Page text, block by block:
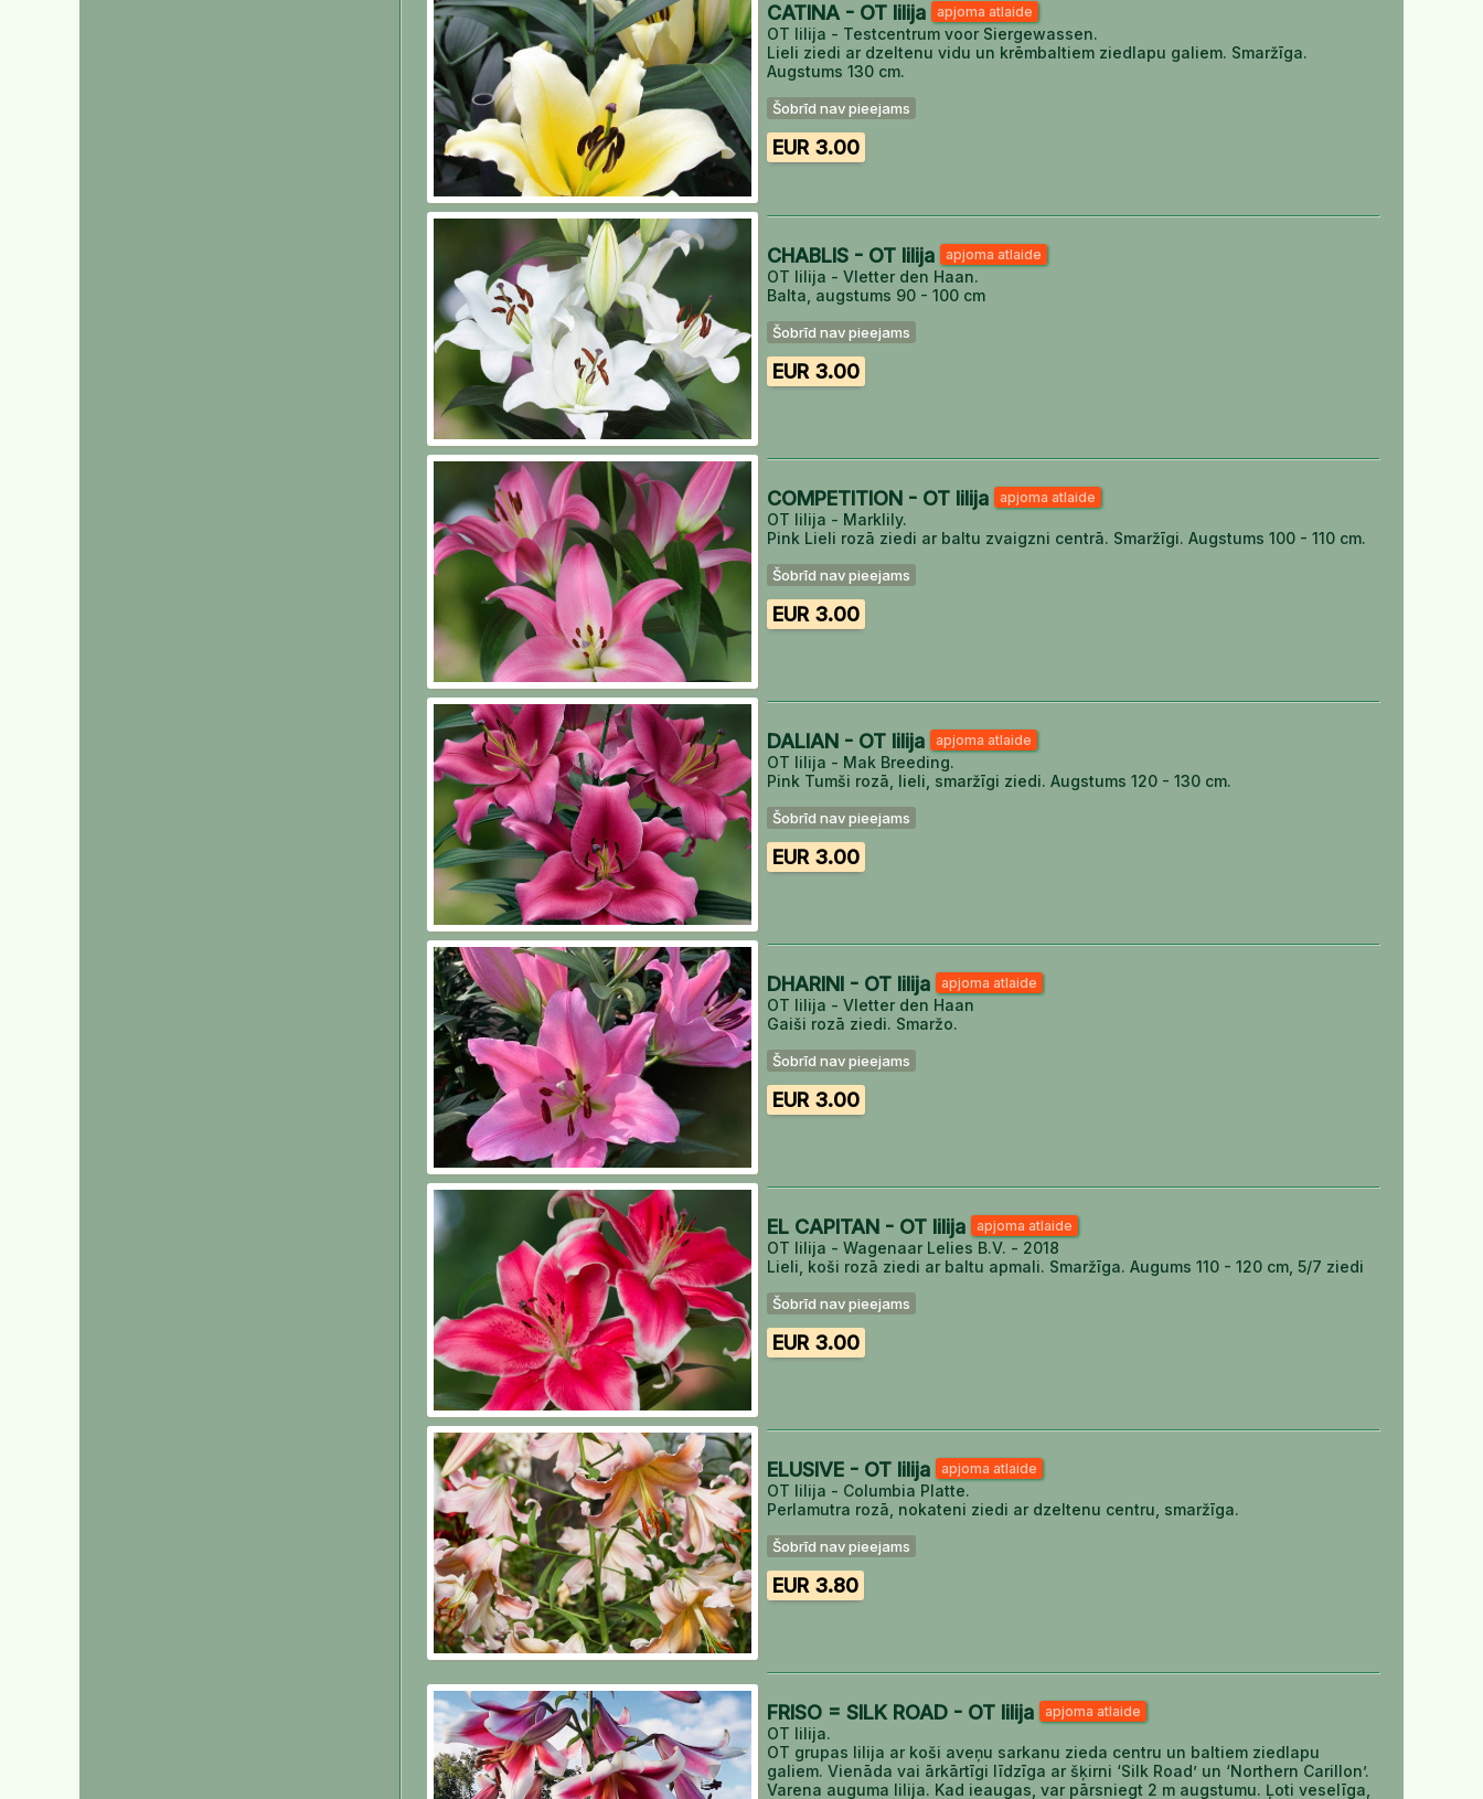
CATINA - OT lilija apjoma atlaide
OT lilija - Testcentrum voor Siergewassen.
Lieli ziedi ar dzeltenu vidu un krēmbaltiem ziedlapu galiem. Smaržīga.
Augstums 130 cm.
Šobrīd nav pieejams
EUR 3.00
CHABLIS - OT lilija apjoma atlaide
OT lilija - Vletter den Haan.
Balta, augstums 90 - 100 cm
Šobrīd nav pieejams
EUR 3.00
COMPETITION - OT lilija apjoma atlaide
OT lilija - Marklily.
Pink Lieli rozā ziedi ar baltu zvaigzni centrā. Smaržīgi. Augstums 100 - 110 cm.
Šobrīd nav pieejams
EUR 3.00
DALIAN - OT lilija apjoma atlaide
OT lilija - Mak Breeding.
Pink Tumši rozā, lieli, smaržīgi ziedi. Augstums 120 - 130 cm.
Šobrīd nav pieejams
EUR 3.00
DHARINI - OT lilija apjoma atlaide
OT lilija - Vletter den Haan
Gaiši rozā ziedi. Smaržo.
Šobrīd nav pieejams
EUR 3.00
EL CAPITAN - OT lilija apjoma atlaide
OT lilija - Wagenaar Lelies B.V. - 2018
Lieli, koši rozā ziedi ar baltu apmali. Smaržīga. Augums 110 - 120 cm, 5/7 ziedi
Šobrīd nav pieejams
EUR 3.00
ELUSIVE - OT lilija apjoma atlaide
OT lilija - Columbia Platte.
Perlamutra rozā, nokateni ziedi ar dzeltenu centru, smaržīga.
Šobrīd nav pieejams
EUR 3.80
FRISO = SILK ROAD - OT lilija apjoma atlaide
OT lilija.
OT grupas lilija ar koši aveņu sarkanu zieda centru un baltiem ziedlapu
galiem. Vienāda vai ārkārtīgi līdzīga ar šķirni ‘Silk Road’ un ‘Northern Carillon’.
Varena auguma lilija. Kad ieaugas, var pārsniegt 2 m augstumu. Ļoti veselīga,